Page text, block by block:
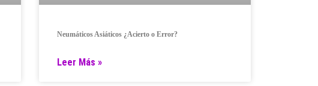
Neumáticos Asiáticos ¿Acierto o Error?
Leer Más »